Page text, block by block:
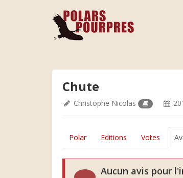
Chute
Christophe Nicolas
Polar Editions Votes
Aucun avis pour